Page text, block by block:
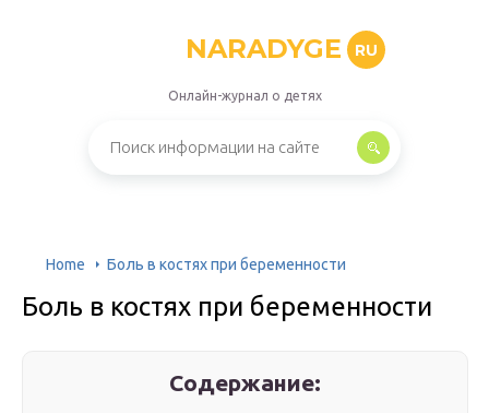
NARADYGE RU
Онлайн-журнал о детях
Home Боль в костях при беременности
Боль в костях при беременности
Содержание: